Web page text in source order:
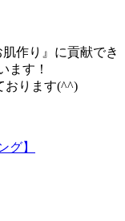
作り』に貢献でき
ます！
おります(^^)
グ】